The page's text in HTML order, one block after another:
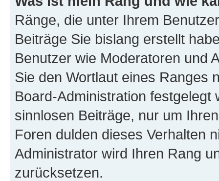
Ränge, die unter Ihrem
Beiträge Sie bislang erstellt
Benutzer wie Moderatoren und
Sie den Wortlaut eines Ranges
Board-Administration
sinnlosen Beiträge, nur um
Foren dulden dieses Verhalten
Administrator wird Ihren Rang
zurücksetzen.